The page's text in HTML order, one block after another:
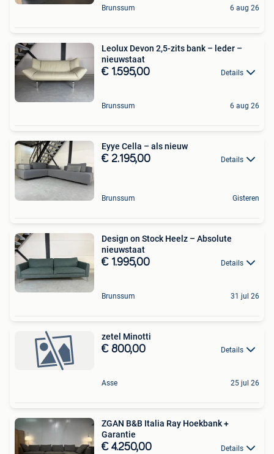
Brunssum 6 aug 26
Leolux Devon 2,5-zits bank – leder –
nieuwstaat
€ 1.595,00 Details
Brunssum 6 aug 26
Eyye Cella – als nieuw
€ 2.195,00 Details
Brunssum Gisteren
Design on Stock Heelz – Absolute
nieuwstaat
€ 1.995,00 Details
Brunssum 31 jul 26
zetel Minotti
€ 800,00 Details
Asse 25 jul 26
ZGAN B&B Italia Ray Hoekbank +
Garantie
€ 4.250,00 Details